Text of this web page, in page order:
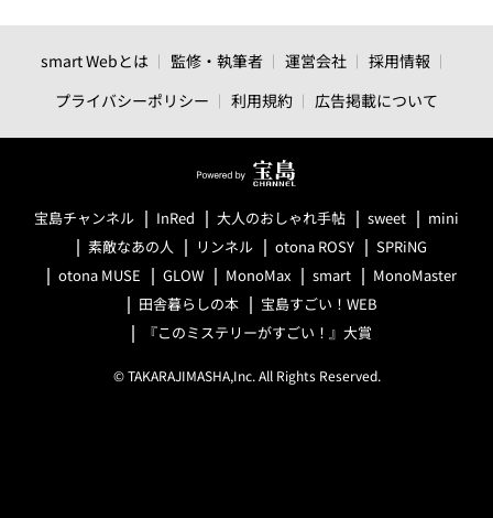
smart Webとは 監修・執筆者 運営会社
採用情報
プライバシーポリシー
利用規約 広告掲載について
宝島チャンネル InRed 大人のおしゃれ手帖 sweet
mini
素敵なあの人
リンネル otona ROSY
SPRiNG
otona MUSE
GLOW MonoMax smart
MonoMaster
田舎暮らしの本
宝島すごい！WEB
『このミステリーがすごい！』大賞
© TAKARAJIMASHA,Inc. All Rights Reserved.